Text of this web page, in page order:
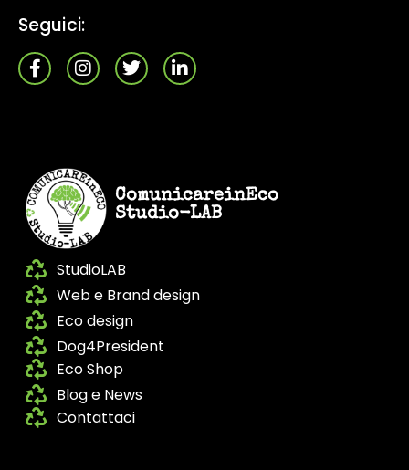
Seguici:
ComunicareinEco
Studio-LAB
StudioLAB
Web e Brand design
Eco design
Dog4President
Eco Shop
Blog e News
Contattaci